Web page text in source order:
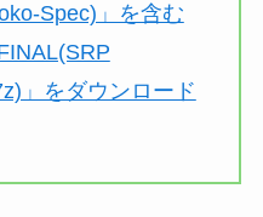
Spec)」を含む
」をダウンロード